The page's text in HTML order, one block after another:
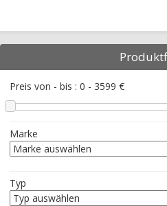
Preis von - bis : 0 - 3599 €
Marke
Typ